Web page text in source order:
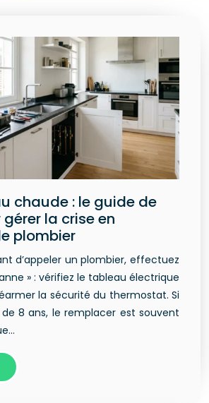
chaude : le guide de
la crise en
plombier
d’appeler un plombier, effectuez
» : vérifiez le tableau électrique
la sécurité du thermostat. Si
8 ans, le remplacer est souvent